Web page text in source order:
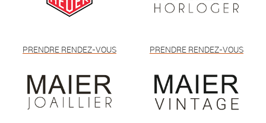
PRENDRE RENDEZ-VOUS PRENDRE RENDEZ-VOUS